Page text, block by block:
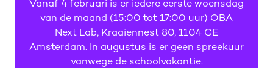
Vanaf 4 februari is er iedere eerste woensdag
van de maand (15:00 tot 17:00 uur) OBA
Next Lab, Kraaiennest 80, 1104 CE
Amsterdam. In augustus is er geen spreekuur
vanwege de schoolvakantie.